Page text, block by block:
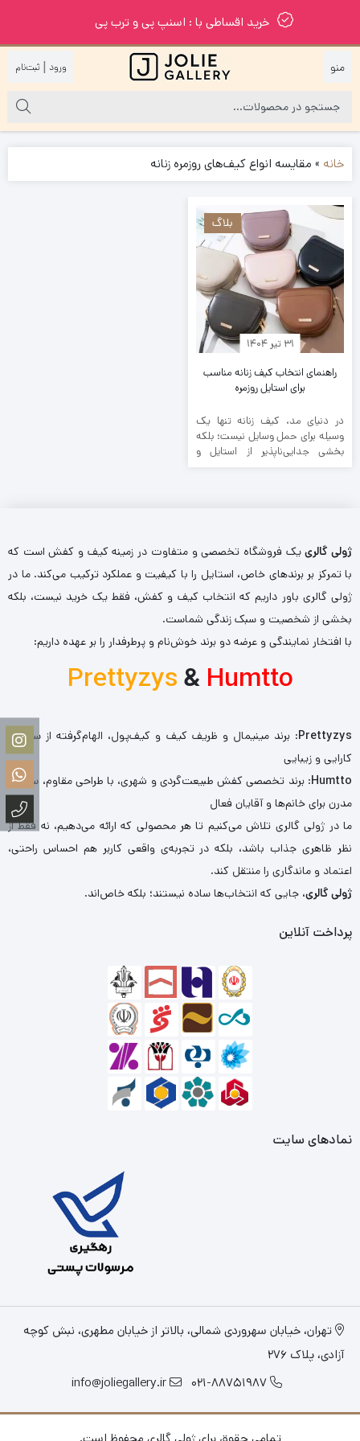
خرید اقساطی با : اسنپ پی و ترب پی
|
خانه » مقایسه انواع کیف‌های روزمره زنانه
بلاگ
۳۱ تیر ۱۴۰۴
راهنمای انتخاب کیف زنانه مناسب
برای استایل روزمره
در دنیای مد، کیف زنانه تنها یک
وسیله برای حمل وسایل نیست؛ بلکه
بخشی جدایی‌ناپذیر از استایل و
ژولی گالرییک فروشگاه تخصصی و متفاوت در زمینه کیف و کفش است که
با تمرکز بر برندهای خاص، استایل را با کیفیت و عملکرد ترکیب می‌کند. ما در
ژولی گالری باور داریم که انتخاب کیف و کفش، فقط یک خرید نیست، بلکه
بخشی از شخصیت و سبک زندگی شماست.
با افتخار نمایندگی و عرضه دو برند خوش‌نام و پرطرفدار را بر عهده داریم:
Prettyzys& Humtto
Prettyzys: برند مینیمال و ظریف کیف و کیف‌پول، الهام‌گرفته از سادگی،
کارایی و زیبایی
Humtto: برند تخصصی کفش طبیعت‌گردی و شهری، با طراحی مقاوم، سبک و
مدرن برای خانم‌ها و آقایان فعال
ما در ژولی گالری تلاش می‌کنیم تا هر محصولی که ارائه می‌دهیم، نه فقط از
نظر ظاهری جذاب باشد، بلکه در تجربه‌ی واقعی کاربر هم احساس راحتی،
اعتماد و ماندگاری را منتقل کند.
ژولی گالری، جایی که انتخاب‌ها ساده نیستند؛ بلکه خاص‌اند.
پرداخت آنلاین
نمادهای سایت
تهران، خیابان سهروردی شمالی، بالاتر از خیابان مطهری، نبش کوچه
آزادی، پلاک 276
021-88751987
info@joliegallery.ir